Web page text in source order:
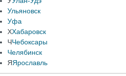
Ульяновск
Уфа
ХХабаровск
ЧЧебоксары
Челябинск
ЯЯрославль